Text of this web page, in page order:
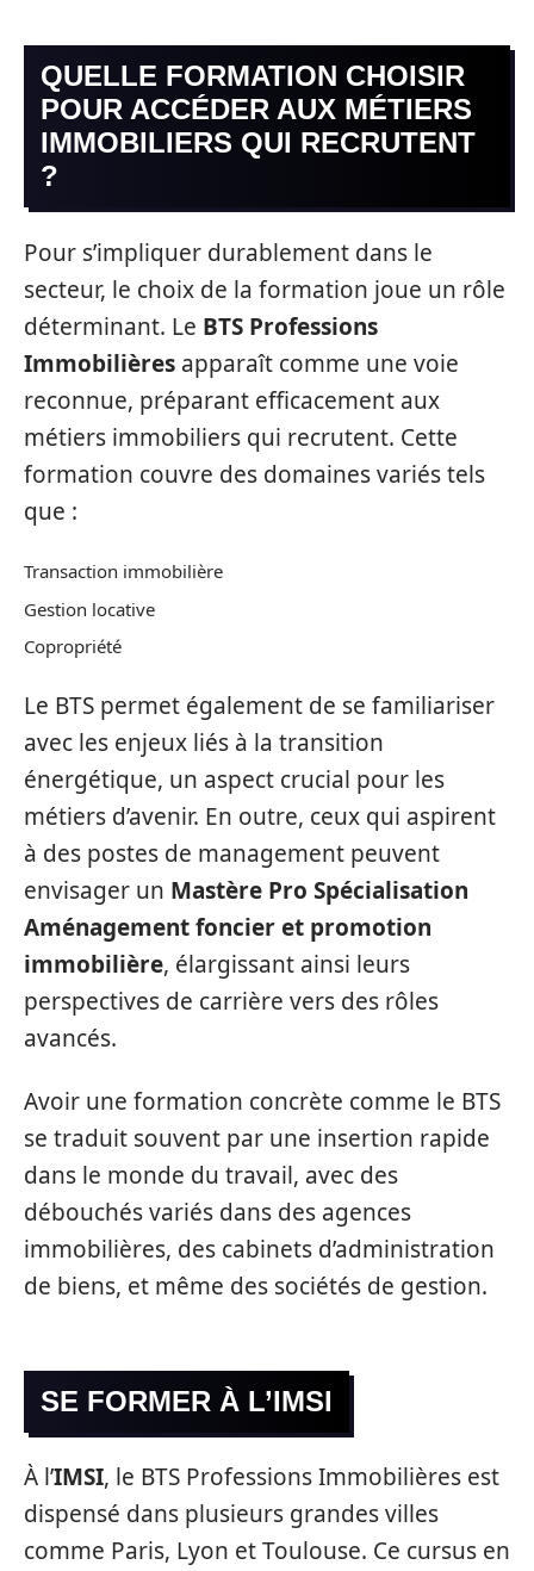
QUELLE FORMATION CHOISIR
POUR ACCÉDER AUX MÉTIERS
IMMOBILIERS QUI RECRUTENT
?
Pour s’impliquer durablement dans le
secteur, le choix de la formation joue un rôle
déterminant. Le BTS Professions
Immobilières apparaît comme une voie
reconnue, préparant efficacement aux
métiers immobiliers qui recrutent. Cette
formation couvre des domaines variés tels
que :
Transaction immobilière
Gestion locative
Copropriété
Le BTS permet également de se familiariser
avec les enjeux liés à la transition
énergétique, un aspect crucial pour les
métiers d’avenir. En outre, ceux qui aspirent
à des postes de management peuvent
envisager un Mastère Pro Spécialisation
Aménagement foncier et promotion
immobilière, élargissant ainsi leurs
perspectives de carrière vers des rôles
avancés.
Avoir une formation concrète comme le BTS
se traduit souvent par une insertion rapide
dans le monde du travail, avec des
débouchés variés dans des agences
immobilières, des cabinets d’administration
de biens, et même des sociétés de gestion.
SE FORMER À L’IMSI
À l’IMSI, le BTS Professions Immobilières est
dispensé dans plusieurs grandes villes
comme Paris, Lyon et Toulouse. Ce cursus en